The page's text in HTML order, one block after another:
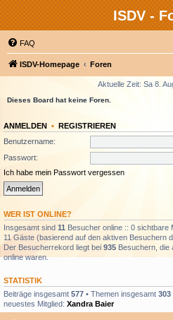
ISDV -
FAQ
ISDV-Homepage Foren
Aktuelle Zeit: Sa 8.
Dieses Board hat keine Foren.
ANMELDEN • REGISTRIEREN
Benutzername:
Passwort:
Ich habe mein Passwort vergessen
WER IST ONLINE?
Insgesamt sind 11 Besucher online :: 0 sichtbare
11 Gäste (basierend auf den aktiven Besuchern
Der Besucherrekord liegt bei 935 Besuchern, die
online waren.
STATISTIK
Beiträge insgesamt 577 • Themen insgesamt 303
neuestes Mitglied: Xandra Baier